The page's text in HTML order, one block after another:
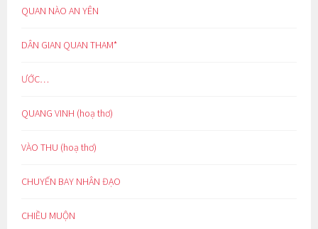
QUAN NÀO AN YÊN
DÂN GIAN QUAN THAM*
ƯỚC…
QUANG VINH (hoạ thơ)
VÀO THU (hoạ thơ)
CHUYẾN BAY NHÂN ĐẠO
CHIỀU MUỘN